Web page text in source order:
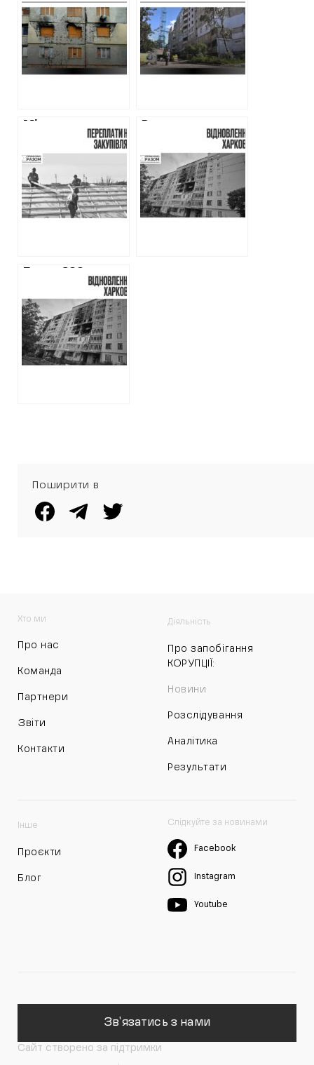
у Харкові: адреси
будинків, які
планують
відновлювати
ще один будинок
за 80 мільйонів
гривень
Мільярд гривень
харківських
будинків:
переплати та
підставні
підрядники
Ремонт
фонду Харкова
після російських
обстрілів у 2025
році: суми, ціни на
матеріали,
Понад 200
збираються
витратити на
відновлення
будинку на
Північній Салтівці
Поширити в
Хто ми
Про нас
Команда
Партнери
Звіти
Контакти
Діяльність
Про запобігання
КОРУПЦІЇ:
Новини
Розслідування
Аналітика
Результати
Інше
Проєкти
Блог
Слідкуйте за новинами
Facebook
Instagram
Youtube
Зв'язатись з нами
Сайт створено за підтримки